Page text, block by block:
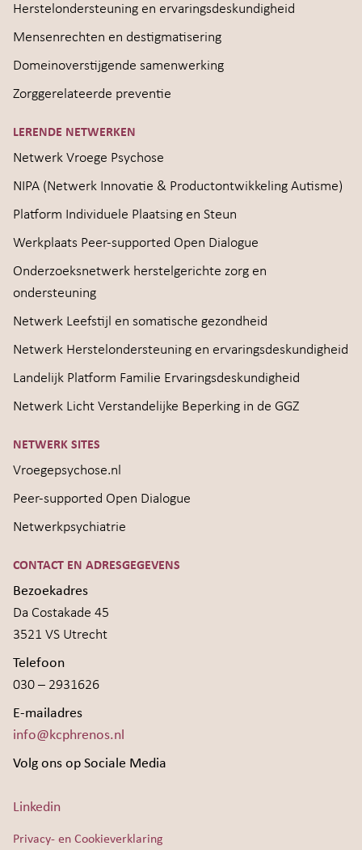
Herstelondersteuning en ervaringsdeskundigheid
Mensenrechten en destigmatisering
Domeinoverstijgende samenwerking
Zorggerelateerde preventie
LERENDE NETWERKEN
Netwerk Vroege Psychose
NIPA (Netwerk Innovatie & Productontwikkeling Autisme)
Platform Individuele Plaatsing en Steun
Werkplaats Peer-supported Open Dialogue
Onderzoeksnetwerk herstelgerichte zorg en
ondersteuning
Netwerk Leefstijl en somatische gezondheid
Netwerk Herstelondersteuning en ervaringsdeskundigheid
Landelijk Platform Familie Ervaringsdeskundigheid
Netwerk Licht Verstandelijke Beperking in de GGZ
NETWERK SITES
Vroegepsychose.nl
Peer-supported Open Dialogue
Netwerkpsychiatrie
CONTACT EN ADRESGEGEVENS
Bezoekadres
Da Costakade 45
3521 VS Utrecht
Telefoon
030 – 2931626
E-mailadres
info@kcphrenos.nl
Volg ons op Sociale Media
Linkedin
Privacy- en Cookieverklaring